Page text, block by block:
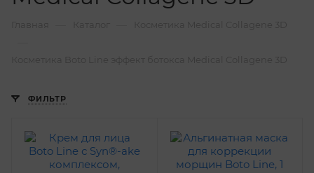
ФИЛЬТР